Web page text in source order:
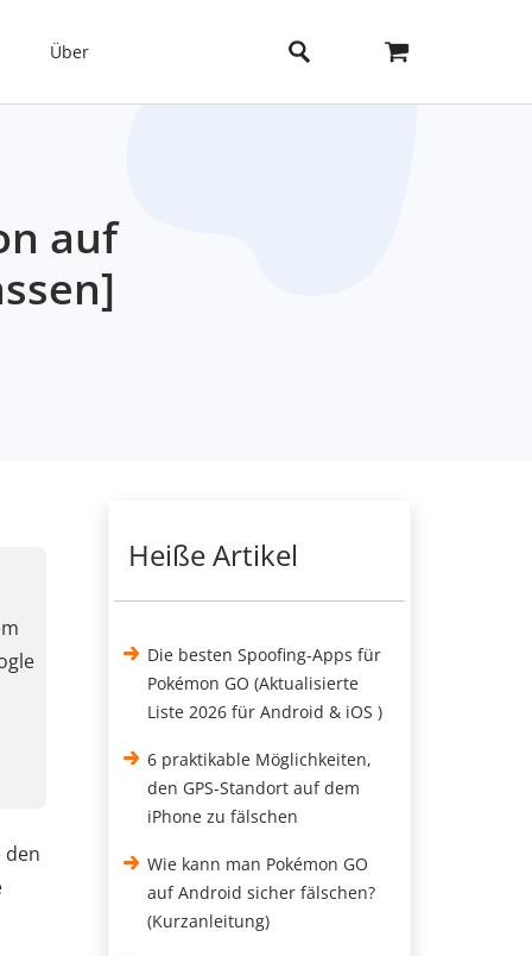
Über
auf
den
Heiße Artikel
Die besten Spoofing-Apps für
Pokémon GO (Aktualisierte
Liste 2026 für Android & iOS )
6 praktikable Möglichkeiten,
den GPS-Standort auf dem
iPhone zu fälschen
Wie kann man Pokémon GO
auf Android sicher fälschen?
(Kurzanleitung)